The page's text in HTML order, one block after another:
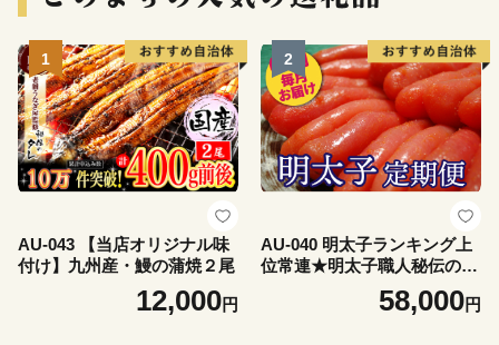
1
AU-043 【当店オリジナル味
付け】九州産・鰻の蒲焼２尾
12,000円
2
AU-040 明太子ランキング上
位常連★明太子職人秘伝の
味/辛子明太子定期便【6ヶ月
58,000円